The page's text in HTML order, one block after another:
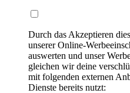
Durch das Akzeptieren
unserer Online-
auswerten und unser
gleichen wir deine
mit folgenden externen
Dienste bereits nutzt: